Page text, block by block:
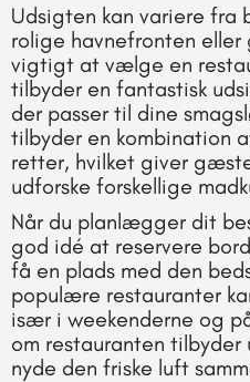
Udsigten kan variere fra
rolige havnefronten eller
vigtigt at vælge en
tilbyder en fantastisk
der passer til dine
tilbyder en kombination
retter, hvilket giver
udforske forskellige
Når du planlægger dit
god idé at reservere
få en plads med den
populære restauranter
især i weekenderne og
om restauranten tilbyder
nyde den friske luft